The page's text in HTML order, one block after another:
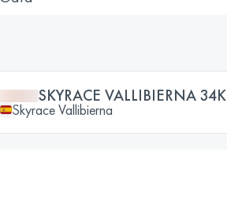
SKYRACE VALLIBIERNA 34K
Skyrace Vallibierna